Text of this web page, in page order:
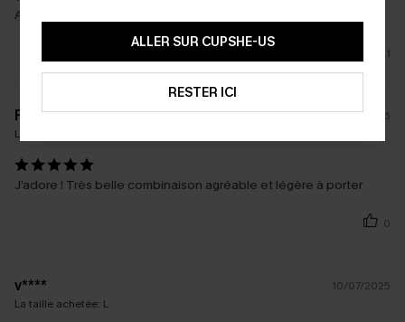
Au top !! Je recommande
1
F****y
09/05/2026
La taille achetée:
J’adore ! Très belle combinaison agréable et légère à porter
0
v****
10/07/2025
La taille achetée: L
ALLER SUR CUPSHE-US
RESTER ICI